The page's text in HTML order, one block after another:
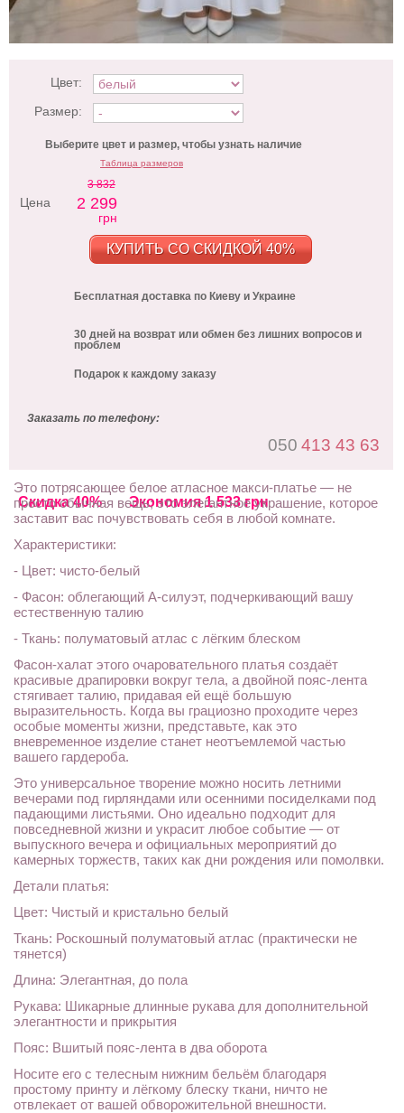
Скидка 40% Экономия 1 533 грн
Цвет:
Размер:
Выберите цвет и размер, чтобы узнать наличие
Таблица размеров
Цена
3 832
2 299
грн
КУПИТЬ СО СКИДКОЙ 40%
Бесплатная доставка по Киеву и Украине
30 дней на возврат или обмен без лишних вопросов и
проблем
Подарок к каждому заказу
Заказать по телефону:
050 413 43 63
Это потрясающее белое атласное макси-платье — не
просто обычная вещь; это элегантное украшение, которое
заставит вас почувствовать себя в любой комнате.
Характеристики:
- Цвет: чисто-белый
- Фасон: облегающий А-силуэт, подчеркивающий вашу
естественную талию
- Ткань: полуматовый атлас с лёгким блеском
Фасон-халат этого очаровательного платья создаёт
красивые драпировки вокруг тела, а двойной пояс-лента
стягивает талию, придавая ей ещё большую
выразительность. Когда вы грациозно проходите через
особые моменты жизни, представьте, как это
вневременное изделие станет неотъемлемой частью
вашего гардероба.
Это универсальное творение можно носить летними
вечерами под гирляндами или осенними посиделками под
падающими листьями. Оно идеально подходит для
повседневной жизни и украсит любое событие — от
выпускного вечера и официальных мероприятий до
камерных торжеств, таких как дни рождения или помолвки.
Детали платья:
Цвет: Чистый и кристально белый
Ткань: Роскошный полуматовый атлас (практически не
тянется)
Длина: Элегантная, до пола
Рукава: Шикарные длинные рукава для дополнительной
элегантности и прикрытия
Пояс: Вшитый пояс-лента в два оборота
Носите его с телесным нижним бельём благодаря
простому принту и лёгкому блеску ткани, ничто не
отвлекает от вашей обворожительной внешности.